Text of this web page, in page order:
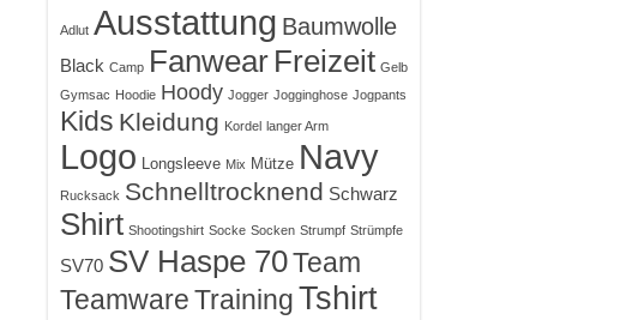
Adlut Ausstattung Baumwolle
Black Camp Fanwear Freizeit Gelb
Gymsac Hoodie Hoody Jogger Jogginghose Jogpants
Kids Kleidung Kordel langer Arm
Logo Longsleeve Mix Mütze Navy
Rucksack Schnelltrocknend Schwarz
Shirt Shootingshirt Socke Socken Strumpf Strümpfe
SV70 SV Haspe 70Team
Teamware TrainingTshirt